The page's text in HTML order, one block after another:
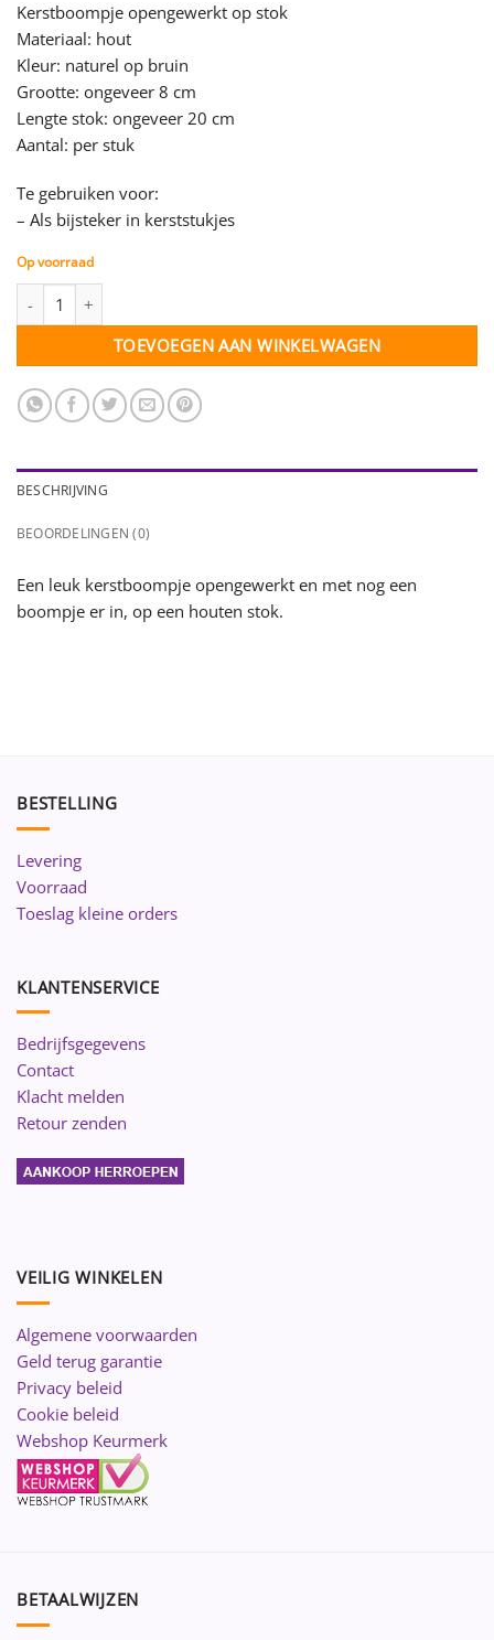
Kerstboompje opengewerkt op stok
Materiaal: hout
Kleur: naturel op bruin
Grootte: ongeveer 8 cm
Lengte stok: ongeveer 20 cm
Aantal: per stuk
Te gebruiken voor:
– Als bijsteker in kerststukjes
Op voorraad
TOEVOEGEN AAN WINKELWAGEN
BESCHRIJVING
BEOORDELINGEN (0)
Een leuk kerstboompje opengewerkt en met nog een
boompje er in, op een houten stok.
BESTELLING
Levering
Voorraad
Toeslag kleine orders
KLANTENSERVICE
Bedrijfsgegevens
Contact
Klacht melden
Retour zenden
VEILIG WINKELEN
Algemene voorwaarden
Geld terug garantie
Privacy beleid
Cookie beleid
Webshop Keurmerk
BETAALWIJZEN